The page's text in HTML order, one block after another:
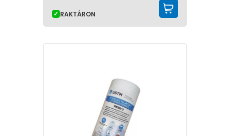
RAKTÁRON